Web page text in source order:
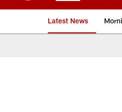
Latest News